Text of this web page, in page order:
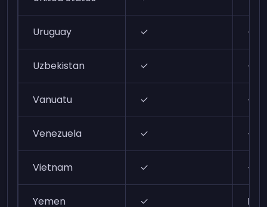
Uruguay ✓ ✓
Uzbekistan ✓ ✓
Vanuatu ✓ ✓
Venezuela ✓ ✓
Vietnam ✓ ✓
Yemen ✓ N/A